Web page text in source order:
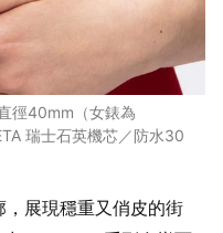
徑40mm（女錶為
瑞士石英機芯／防水30
展現穩重又俏皮的街